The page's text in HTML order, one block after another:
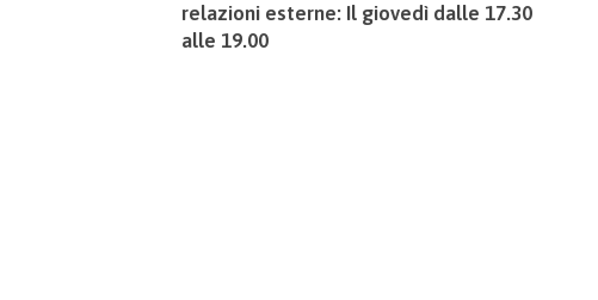
relazioni esterne: Il giovedì dalle 17.30
alle 19.00